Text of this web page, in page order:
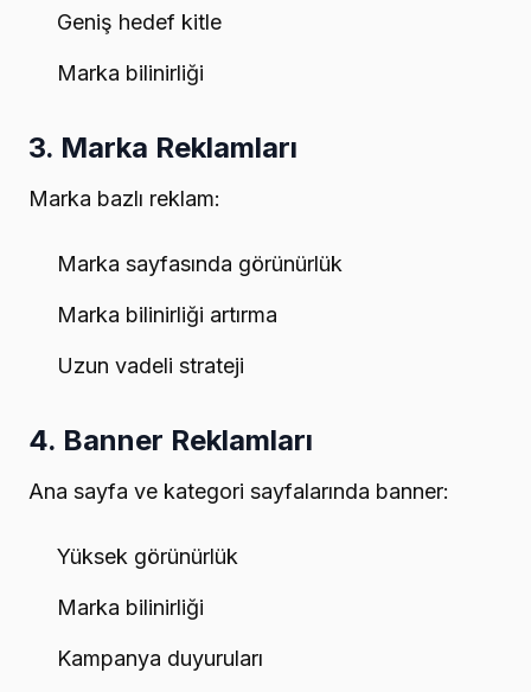
Geniş hedef kitle
Marka bilinirliği
3. Marka Reklamları
Marka bazlı reklam:
Marka sayfasında görünürlük
Marka bilinirliği artırma
Uzun vadeli strateji
4. Banner Reklamları
Ana sayfa ve kategori sayfalarında banner:
Yüksek görünürlük
Marka bilinirliği
Kampanya duyuruları